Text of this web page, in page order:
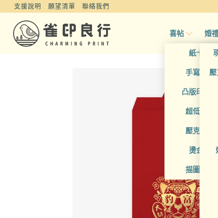
支援說明 願望清單 聯絡我們
喜帖
紙卡喜帖
手寫風喜
凸版印刷
超低價喜
壓克力喜
燙金喜帖
描圖紙喜
婚